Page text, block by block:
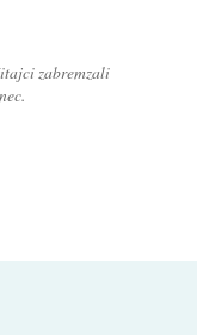
zabremzali